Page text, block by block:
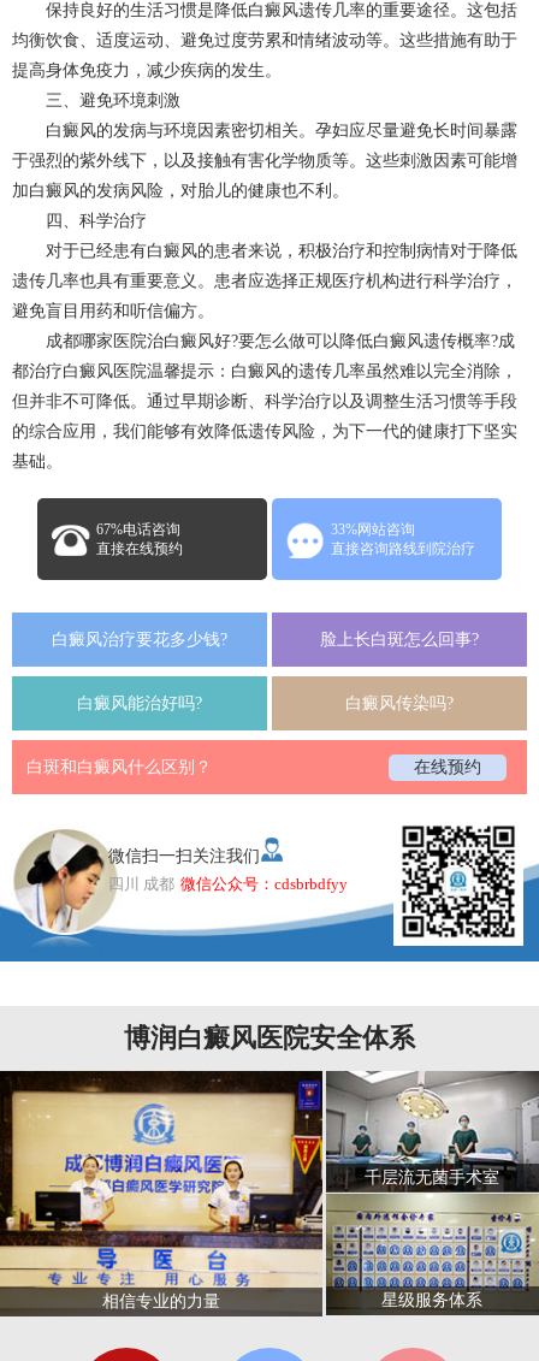
保持良好的生活习惯是降低白癜风遗传几率的重要途径。这包括
均衡饮食、适度运动、避免过度劳累和情绪波动等。这些措施有助于
提高身体免疫力，减少疾病的发生。
三、避免环境刺激
白癜风的发病与环境因素密切相关。孕妇应尽量避免长时间暴露
于强烈的紫外线下，以及接触有害化学物质等。这些刺激因素可能增
加白癜风的发病风险，对胎儿的健康也不利。
四、科学治疗
对于已经患有白癜风的患者来说，积极治疗和控制病情对于降低
遗传几率也具有重要意义。患者应选择正规医疗机构进行科学治疗，
避免盲目用药和听信偏方。
成都哪家医院治白癜风好?要怎么做可以降低白癜风遗传概率?成
都治疗白癜风 医院温馨提示：白癜风的遗传几率虽然难以完全消除，
但并非不可降低。通过早期诊断、科学治疗以及调整生活习惯等手段
的综合应用，我们能够有效降低遗传风险，为下一代的健康打下坚实
基础。
67%电话咨询
直接在线预约
33%网站咨询
直接咨询路线到院治疗
白癜风治疗要花多少钱? 脸上长白斑怎么回事?
白癜风能治好吗? 白癜风传染吗?
白斑和白癜风什么区别？ 在线预约
微信扫一扫关注我们
四川 成都 微信公众号：cdsbrbdfyy
博润白癜风医院安全体系
相信专业的力量
千层流无菌手术室
星级服务体系